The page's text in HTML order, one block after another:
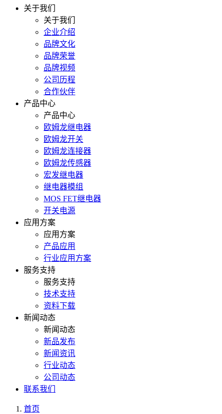
关于我们
关于我们
企业介绍
品牌文化
品牌荣誉
品牌视频
公司历程
合作伙伴
产品中心
产品中心
欧姆龙继电器
欧姆龙开关
欧姆龙连接器
欧姆龙传感器
宏发继电器
继电器模组
MOS FET继电器
开关电源
应用方案
应用方案
产品应用
行业应用方案
服务支持
服务支持
技术支持
资料下载
新闻动态
新闻动态
新品发布
新闻资讯
行业动态
公司动态
联系我们
首页